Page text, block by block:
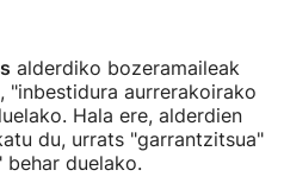
alderdiko bozeramaileak
aurrerakoirako
Hala ere, alderdien
du, urrats "garrantzitsua"
duelako.